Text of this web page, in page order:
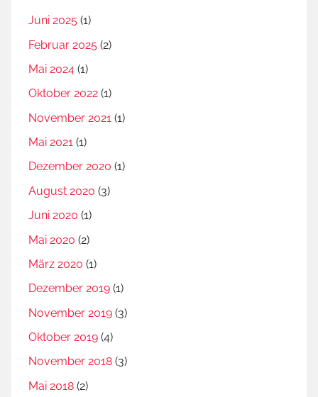
Juni 2025 (1)
Februar 2025 (2)
Mai 2024 (1)
Oktober 2022 (1)
November 2021 (1)
Mai 2021 (1)
Dezember 2020 (1)
August 2020 (3)
Juni 2020 (1)
Mai 2020 (2)
März 2020 (1)
Dezember 2019 (1)
November 2019 (3)
Oktober 2019 (4)
November 2018 (3)
Mai 2018 (2)